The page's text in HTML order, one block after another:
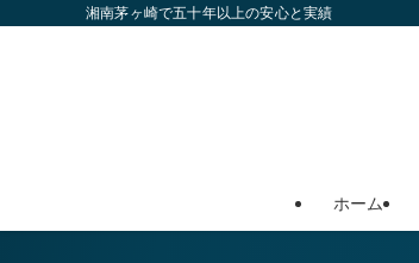
湘南茅ヶ崎で五十年以上の安心と実績
ホーム